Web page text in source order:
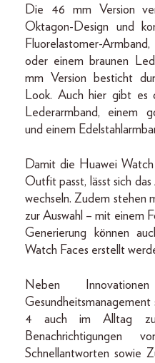
Die 46 mm Version
Oktagon-Design und
Fluorelastomer-
oder einem braunen
mm Version besticht
Look. Auch hier gibt es
Lederarmband, einem
und einem
Damit die Huawei
Outfit passt, lässt sich
wechseln. Zudem stehen
zur Auswahl – mit einem
Generierung können
Watch Faces erstellt
Neben
4 auch im Alltag
Benachrichtigungen
Schnellantworten sowie